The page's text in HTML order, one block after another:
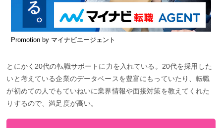
Promotion by マイナビエージェント
とにかく20代の転職サポートに力を入れている。20代を採用した
いと考えている企業のデータベースを豊富にもっていたり、転職
が初めての人でもていねいに業界情報や面接対策を教えてくれた
りするので、満足度が高い。